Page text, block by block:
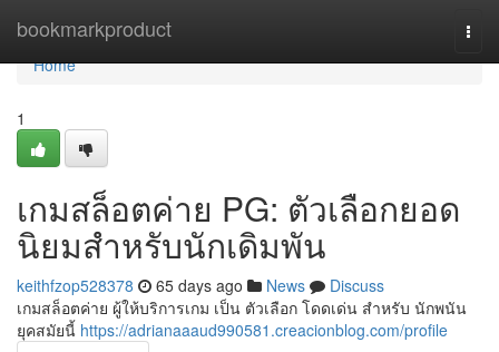
bookmarkproduct
Home
Home
1
เกมสล็อตค่าย PG: ตัวเลือกยอด
นิยมสำหรับนักเดิมพัน
keithfzop528378 65 days ago News
Discuss
เกมสล็อตค่าย ผู้ให้บริการเกม เป็น ตัวเลือก โดดเด่น สำหรับ นักพนัน
ยุคสมัยนี้ https://adrianaaaud990581.creacionblog.com/profile